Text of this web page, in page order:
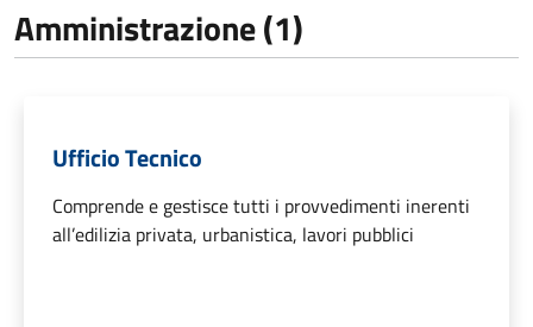
Amministrazione (1)
Ufficio Tecnico
Comprende e gestisce tutti i provvedimenti inerenti
all’edilizia privata, urbanistica, lavori pubblici